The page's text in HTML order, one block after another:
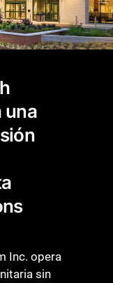
una
Inc. opera
sin